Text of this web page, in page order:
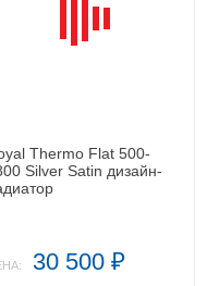
Thermo Flat 500-
Silver Satin дизайн-
30 500 ₽